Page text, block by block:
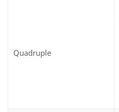
Quadruple